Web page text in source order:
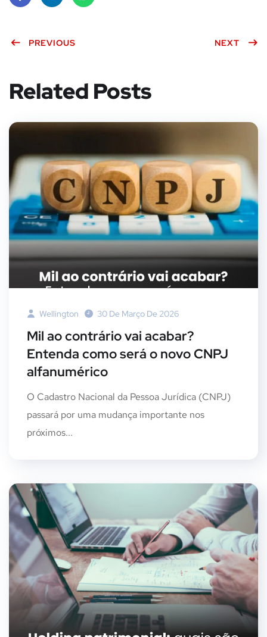
book
dIn
sApp
PREVIOUS NEXT
Related Posts
Wellington 30 De Março De 2026
Mil ao contrário vai acabar?
Entenda como será o novo CNPJ
alfanumérico
O Cadastro Nacional da Pessoa Jurídica (CNPJ)
passará por uma mudança importante nos
próximos...